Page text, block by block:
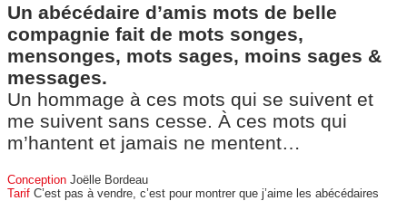
Un abécédaire d’amis mots de belle
compagnie fait de mots songes,
mensonges, mots sages, moins sages &
messages.
Un hommage à ces mots qui se suivent et
me suivent sans cesse. À ces mots qui
m’hantent et jamais ne mentent…
Conception Joëlle Bordeau
Tarif C’est pas à vendre, c’est pour montrer que j’aime les abécédaires